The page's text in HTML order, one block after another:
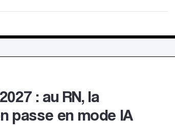
: au RN, la
passe en mode IA